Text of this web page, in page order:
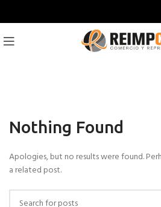
Nothing Found
Apologies, but no results were found.
a related post.